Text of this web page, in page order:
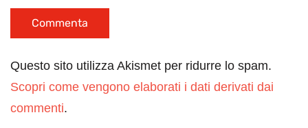
Questo sito utilizza Akismet per ridurre lo spam.
Scopri come vengono elaborati i dati derivati dai
commenti.